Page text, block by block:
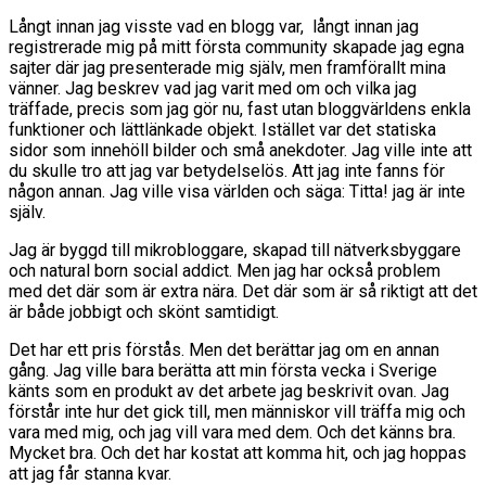
Långt innan jag visste vad en blogg var, långt innan jag
registrerade mig på mitt första community skapade jag egna
sajter där jag presenterade mig själv, men framförallt mina
vänner. Jag beskrev vad jag varit med om och vilka jag
träffade, precis som jag gör nu, fast utan bloggvärldens enkla
funktioner och lättlänkade objekt. Istället var det statiska
sidor som innehöll bilder och små anekdoter. Jag ville inte att
du skulle tro att jag var betydelselös. Att jag inte fanns för
någon annan. Jag ville visa världen och säga: Titta! jag är inte
själv.
Jag är byggd till mikrobloggare, skapad till nätverksbyggare
och natural born social addict. Men jag har också problem
med det där som är extra nära. Det där som är så riktigt att det
är både jobbigt och skönt samtidigt.
Det har ett pris förstås. Men det berättar jag om en annan
gång. Jag ville bara berätta att min första vecka i Sverige
känts som en produkt av det arbete jag beskrivit ovan. Jag
förstår inte hur det gick till, men människor vill träffa mig och
vara med mig, och jag vill vara med dem. Och det känns bra.
Mycket bra. Och det har kostat att komma hit, och jag hoppas
att jag får stanna kvar.